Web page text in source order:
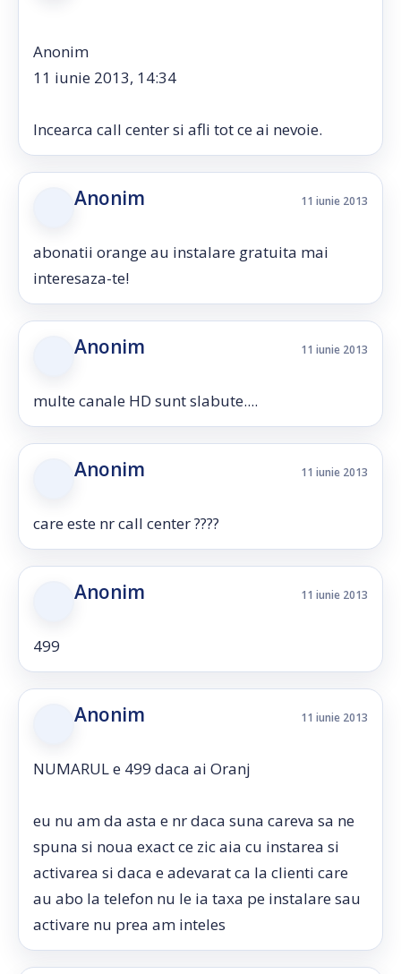
Anonim
11 iunie 2013, 14:34
Incearca call center si afli tot ce ai nevoie.
Anonim 11 iunie 2013
abonatii orange au instalare gratuita mai
interesaza-te!
Anonim 11 iunie 2013
multe canale HD sunt slabute....
Anonim 11 iunie 2013
care este nr call center ????
Anonim 11 iunie 2013
499
Anonim 11 iunie 2013
NUMARUL e 499 daca ai Oranj
eu nu am da asta e nr daca suna careva sa ne
spuna si noua exact ce zic aia cu instarea si
activarea si daca e adevarat ca la clienti care
au abo la telefon nu le ia taxa pe instalare sau
activare nu prea am inteles